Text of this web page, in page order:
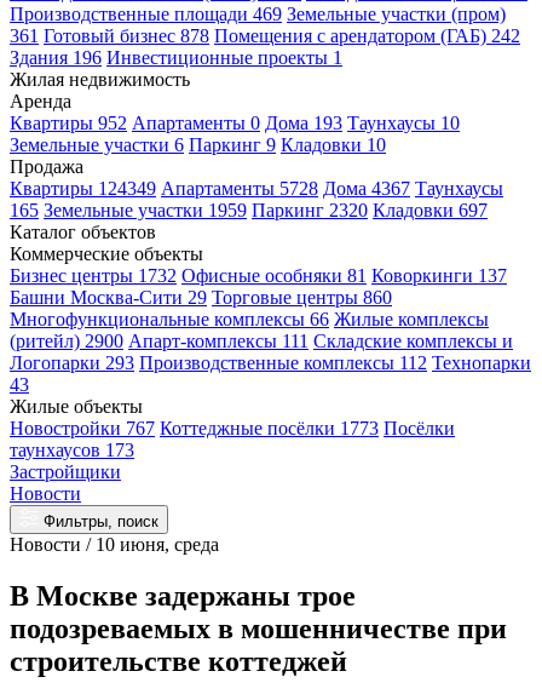
Производственные площади 469 Земельные участки (пром)
361 Готовый бизнес 878 Помещения с арендатором (ГАБ) 242
Здания 196 Инвестиционные проекты 1
Жилая недвижимость
Аренда
Квартиры 952 Апартаменты 0 Дома 193 Таунхаусы 10
Земельные участки 6 Паркинг 9 Кладовки 10
Продажа
Квартиры 124349 Апартаменты 5728 Дома 4367 Таунхаусы
165 Земельные участки 1959 Паркинг 2320 Кладовки 697
Каталог объектов
Коммерческие объекты
Бизнес центры 1732 Офисные особняки 81 Коворкинги 137
Башни Москва-Сити 29 Торговые центры 860
Многофункциональные комплексы 66 Жилые комплексы
(ритейл) 2900 Апарт-комплексы 111 Складские комплексы и
Логопарки 293 Производственные комплексы 112 Технопарки
43
Жилые объекты
Новостройки 767 Коттеджные посёлки 1773 Посёлки
таунхаусов 173
Застройщики
Новости
Фильтры, поиск
Новости / 10 июня, среда
В Москве задержаны трое
подозреваемых в мошенничестве при
строительстве коттеджей